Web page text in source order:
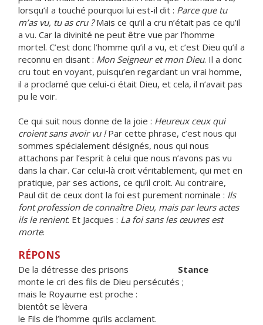
lorsqu’il a touché pourquoi lui est-il dit : Parce que tu
m’as vu, tu as cru ?Mais ce qu’il a cru n’était pas ce qu’il
a vu. Car la divinité ne peut être vue par l’homme
mortel. C’est donc l’homme qu’il a vu, et c’est Dieu qu’il a
reconnu en disant : Mon Seigneur et mon Dieu. Il a donc
cru tout en voyant, puisqu’en regardant un vrai homme,
il a proclamé que celui-ci était Dieu, et cela, il n’avait pas
pu le voir.
Ce qui suit nous donne de la joie : Heureux ceux qui
croient sans avoir vu !Par cette phrase, c’est nous qui
sommes spécialement désignés, nous qui nous
attachons par l’esprit à celui que nous n’avons pas vu
dans la chair. Car celui-là croit véritablement, qui met en
pratique, par ses actions, ce qu’il croit. Au contraire,
Paul dit de ceux dont la foi est purement nominale : Ils
font profession de connaître Dieu, mais par leurs actes
ils le renient. Et Jacques : La foi sans les œuvres est
morte.
RÉPONS
De la détresse des prisons Stance
monte le cri des fils de Dieu persécutés ;
mais le Royaume est proche :
bientôt se lèvera
le Fils de l’homme qu’ils acclament.